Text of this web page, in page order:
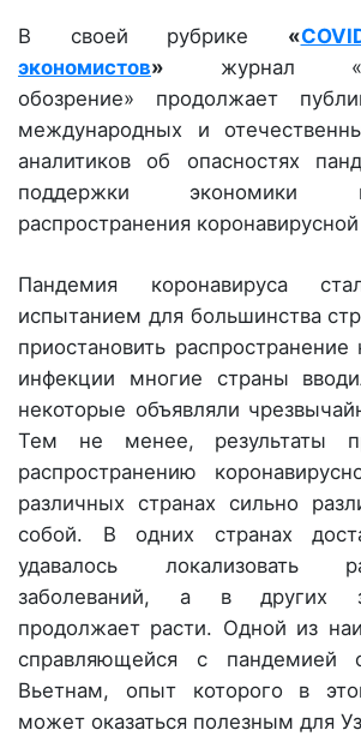
В своей рубрике «
экономистов» журнал
обозрение» продолжает
международных и
аналитиков об опасностях
поддержки экономики
распространения
Пандемия коронавируса
испытанием для большинства
приостановить распространение
инфекции многие страны
некоторые объявляли
Тем не менее, результаты
распространению
различных странах сильно
собой. В одних странах
удавалось локализовать
заболеваний, а в других
продолжает расти. Одной из
справляющейся с пандемией
Вьетнам, опыт которого в
может оказаться полезным для